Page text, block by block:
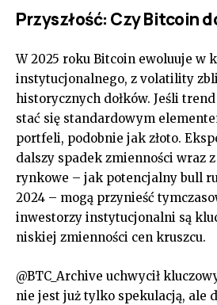
Przyszłość: Czy Bitcoin
W 2025 roku Bitcoin ewoluuje w
instytucjonalnego, z volatility
historycznych dołków. Jeśli
stać się standardowym
portfeli, podobnie jak złoto.
dalszy spadek zmienności wraz
rynkowe – jak potencjalny bull
2024 – mogą przynieść
inwestorzy instytucjonalni są
niskiej zmienności cen kruszcu.
@BTC_Archive uchwycił
nie jest już tylko spekulacją, ale